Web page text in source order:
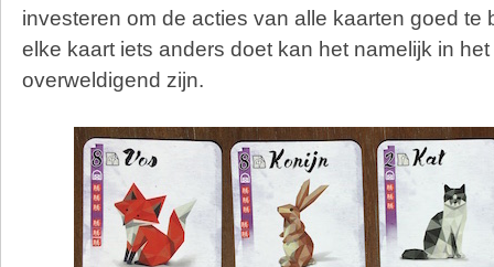
investeren om de acties van alle kaarten goed te
elke kaart iets anders doet kan het namelijk in
overweldigend zijn.